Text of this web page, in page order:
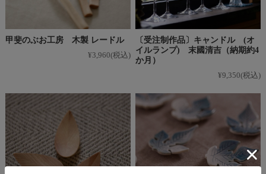
甲斐のぶお工房 木製 レードル
¥3,960(税込)
〔受注制作品〕キャンドル (オ
イルランプ) 末國清吉（納期約4
か月）
¥9,350(税込)